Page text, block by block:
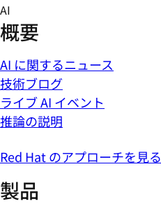
Skip
to
content
AI
概要
AI に関するニュース
技術ブログ
ライブ AI イベント
推論の説明
Red Hat のアプローチを見る
製品